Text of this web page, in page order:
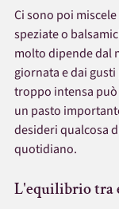
Ci sono poi
speziate o
molto dipende dal
giornata e dai
troppo intensa
un pasto
desideri qualcosa
quotidiano.
L'equilibrio tra